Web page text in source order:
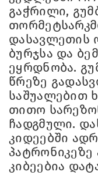
გაჭრილი,
დასავლეთის
ბურჯსა და
ეყრდნობა.
წრეზე
საშუალებით
თითო
ჩადგმული.
კიდეებში
კიბეებია